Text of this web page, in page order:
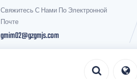
Свяжитесь С Нами По Электронной
Почте
gmim02@gzgmjs.com